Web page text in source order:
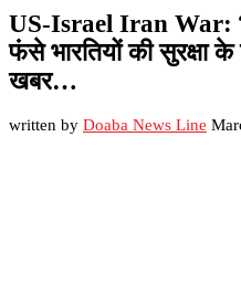
US-Israel Iran War:
फंसे भारतियों की सुरक्षा
खबर…
written by Doaba News Line